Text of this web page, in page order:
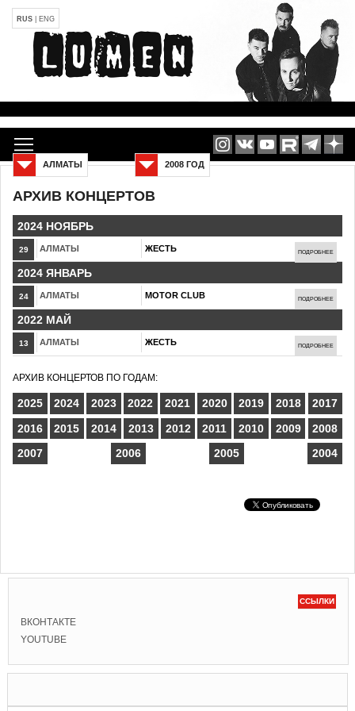
RUS ENG
АРХИВ КОНЦЕРТОВ
2008 ГОД
АЛМАТЫ
2024 НОЯБРЬ
29 АЛМАТЫ ЖЕСТЬ ПОДРОБНЕЕ
2024 ЯНВАРЬ
24 АЛМАТЫ MOTOR CLUB ПОДРОБНЕЕ
2022 МАЙ
13 АЛМАТЫ ЖЕСТЬ ПОДРОБНЕЕ
АРХИВ КОНЦЕРТОВ ПО ГОДАМ:
2025 2024 2023 2022 2021 2020 2019 2018
2017
2016
2015 2014 2013 2012 2011 2010 2009
2008
2007
2006 2005 2004
ССЫЛКИ
ВКОНТАКТЕ
YOUTUBE